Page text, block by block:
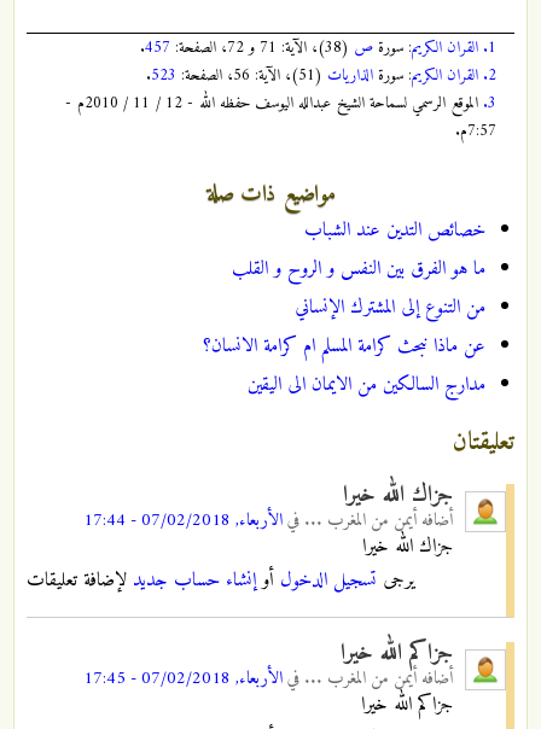
1. القران الكريم: سورةص (38)، الآية: 71 و 72، الصفحة: 457
.
2. القران الكريم: سورةالذاريات (51)، الآية: 56، الصفحة: 523
.
3.
الموقع الرسمي لسماحة الشيخ عبدالله اليوسف حفظه الله - 12 / 11 / 2010م -
7:57م.
مواضيع ذات صلة
خصائص التدين عند الشباب
ما هو الفرق بين النفس و الروح و القلب
من التنوع إلى المشترك الإنساني
عن ماذا نبحث كرامة المسلم ام كرامة الانسان؟
مدارج السالكين من الايمان الى اليقين
تعليقتان
جزاك الله خيرا
أضافهأيمن من المغرب ... فيالأربعاء, 07/02/2018 - 17:44
جزاك الله خيرا
يرجى تسجيل الدخول أوإنشاء حساب جديد لإضافة تعليقات
جزاكم الله خيرا
أضافهأيمن من المغرب ... فيالأربعاء, 07/02/2018 - 17:45
جزاكم الله خيرا